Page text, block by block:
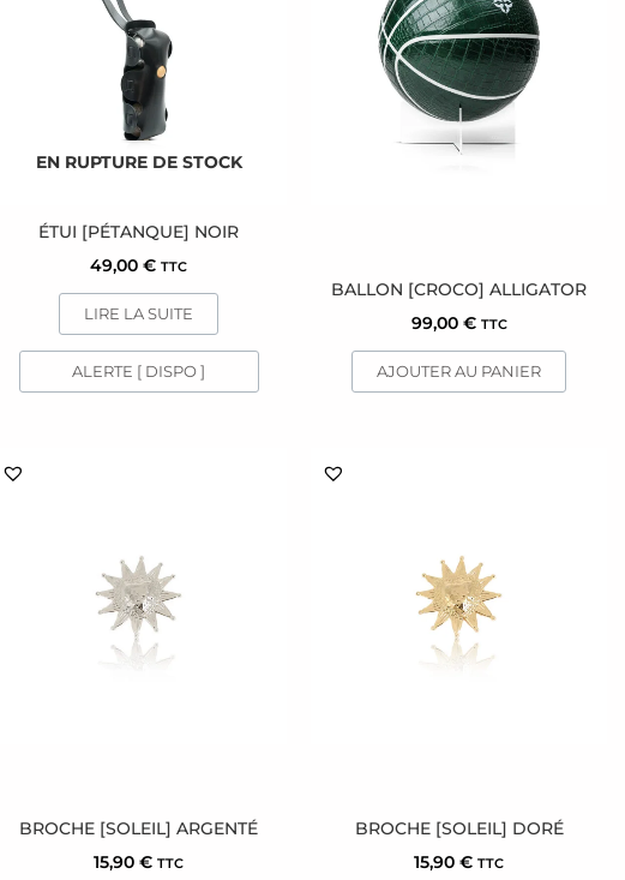
EN RUPTURE DE STOCK
ÉTUI [PÉTANQUE] NOIR
49,00€ TTC
LIRE LA SUITE
ALERTE [ DISPO ]
BALLON [CROCO] ALLIGATOR
99,00 € TTC
AJOUTER AU PANIER
BROCHE [SOLEIL] ARGENTÉ
15,90€ TTC
BROCHE [SOLEIL] DORÉ
15,90€ TTC